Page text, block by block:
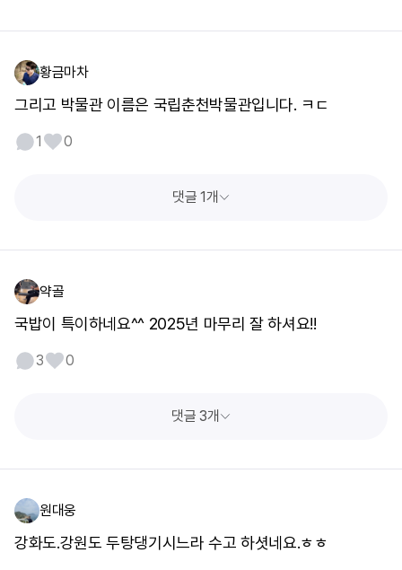
황금마차
그리고 박물관 이름은 국립춘천박물관입니다. ㅋㄷ
1 0
댓글 1개
약골
국밥이 특이하네요^^ 2025년 마무리 잘 하셔요!!
3 0
댓글 3개
원대웅
강화도.강원도 두탕댕기시느라 수고 하셧네요.ㅎㅎ